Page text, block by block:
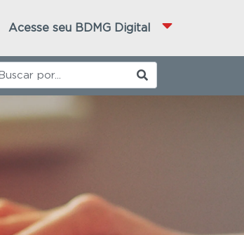
Acesse seu BDMG Digital